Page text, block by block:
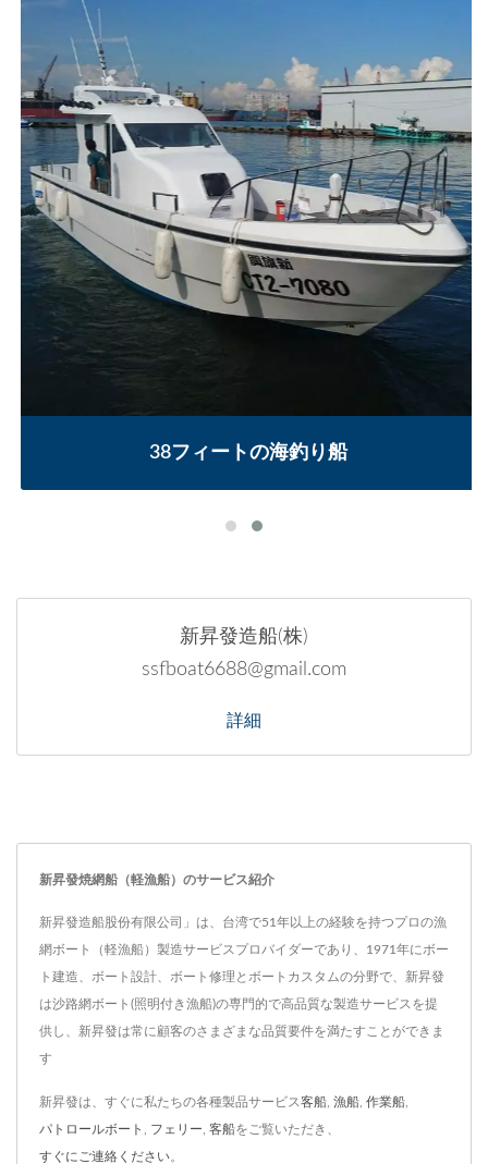
38フィートの海釣り船
新昇發造船(株)
ssfboat6688@gmail.com
詳細
新昇發焼網船（軽漁船）のサービス紹介
新昇發造船股份有限公司」は、台湾で51年以上の経験を持つプロの漁
網ボート（軽漁船）製造サービスプロバイダーであり、1971年にボー
ト建造、ボート設計、ボート修理とボートカスタムの分野で、新昇發
は沙路網ボート(照明付き漁船)の専門的で高品質な製造サービスを提
供し、新昇發は常に顧客のさまざまな品質要件を満たすことができま
す
新昇發は、すぐに私たちの各種製品サービス客船 漁船 作業船
パトロールボート フェリー 客船をご覧いただき、
すぐにご連絡ください。